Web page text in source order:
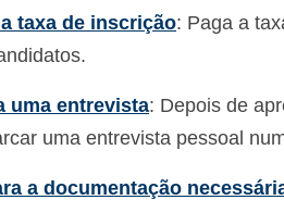
taxa de inscrição: Paga a
uma entrevista: Depois de
uma entrevista pessoal
a documentação